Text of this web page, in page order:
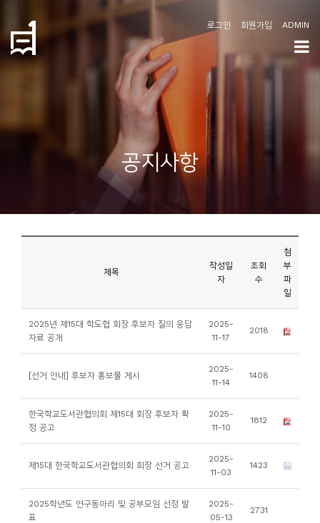
로그인 회원가입 ADMIN
공지사항
제목
작성일
자
조회
수
첨
부
파
일
2025년 제15대 학도협 회장 후보자 질의 응답
자료 공개
2025-
11-17
2018
[선거 안내] 후보자 홍보물 게시
2025-
11-14
1408
한국학교도서관협의회 제15대 회장 후보자 확
정 공고
2025-
11-10
1812
제15대 한국학교도서관협의회 회장 선거 공고
2025-
11-03
1423
2025학년도 연구동아리 및 공부모임 선정 발
표
2025-
05-13
2731
지
사
티
진